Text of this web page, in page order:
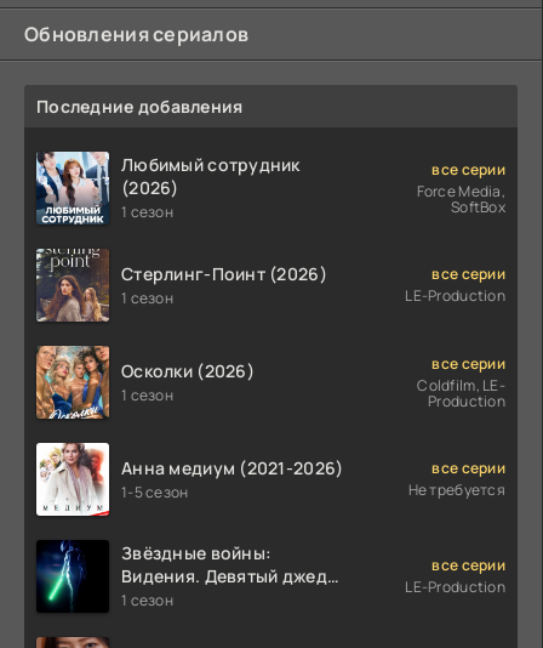
Обновления сериалов
Последние добавления
Любимый сотрудник
(2026)
1 сезон
все серии
Force Media,
SoftBox
Стерлинг-Поинт (2026)
1 сезон
все серии
LE-Production
Осколки (2026)
1 сезон
все серии
Coldfilm, LE-
Production
Анна медиум (2021-2026)
1-5 сезон
все серии
Не требуется
Звёздные войны:
Видения. Девятый джедай
(2026)
1 сезон
все серии
LE-Production